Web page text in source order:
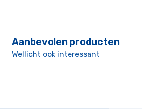
Aanbevolen producten
Wellicht ook interessant